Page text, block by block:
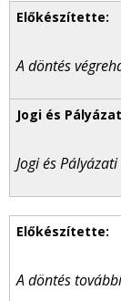
A döntés
Jogi és
A döntés